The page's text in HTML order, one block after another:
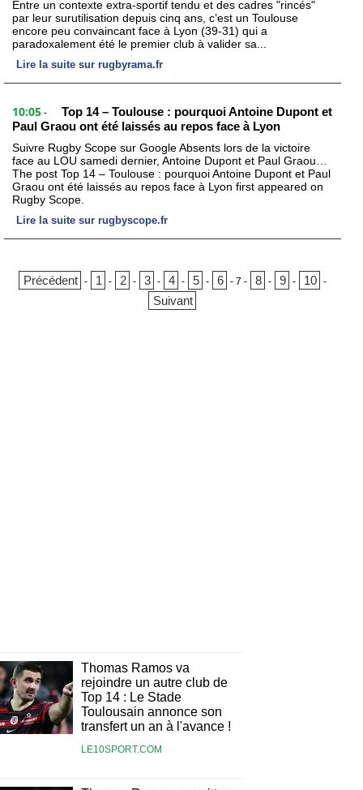
Entre un contexte extra-sportif tendu et des cadres "rincés"
par leur surutilisation depuis cinq ans, c’est un Toulouse
encore peu convaincant face à Lyon (39-31) qui a
paradoxalement été le premier club à valider sa...
Lire la suite sur rugbyrama.fr
10:05 -
Top 14 – Toulouse : pourquoi Antoine Dupont et
Paul Graou ont été laissés au repos face à Lyon
Suivre Rugby Scope sur Google Absents lors de la victoire
face au LOU samedi dernier, Antoine Dupont et Paul Graou…
The post Top 14 – Toulouse : pourquoi Antoine Dupont et Paul
Graou ont été laissés au repos face à Lyon first appeared on
Rugby Scope.
Lire la suite sur rugbyscope.fr
Précédent - 1 - 2 - 3 - 4 - 5 - 6 -7 - 8 - 9 - 10 -
Suivant
Thomas Ramos va
rejoindre un autre club de
Top 14 : Le Stade
Toulousain annonce son
transfert un an à l'avance !
LE10SPORT.COM